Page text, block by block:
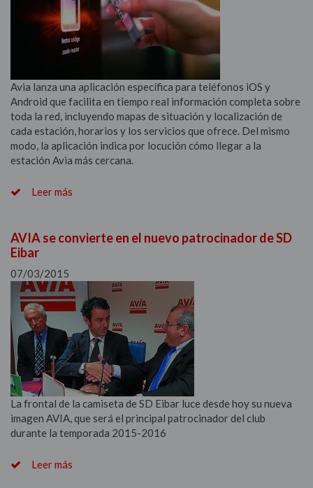
Avia lanza una aplicación específica para teléfonos iOS y
Android que facilita en tiempo real información completa sobre
toda la red, incluyendo mapas de situación y localización de
cada estación, horarios y los servicios que ofrece. Del mismo
modo, la aplicación indica por locución cómo llegar a la
estación Avia más cercana.
Leer más
AVIA se convierte en el nuevo patrocinador de SD
Eibar
07/03/2015
La frontal de la camiseta de SD Eibar luce desde hoy su nueva
imagen AVIA, que será el principal patrocinador del club
durante la temporada 2015-2016
Leer más